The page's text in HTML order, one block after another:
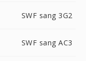
SWF sang 3G2
SWF sang AC3